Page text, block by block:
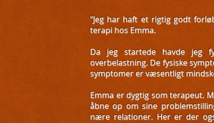
"Jeg har haft et rigtig godt
terapi hos Emma.
Da jeg startede havde jeg
overbelastning. De fysiske
symptomer er væsentligt
Emma er dygtig som terapeut.
åbne op om sine
nære relationer. Her er der